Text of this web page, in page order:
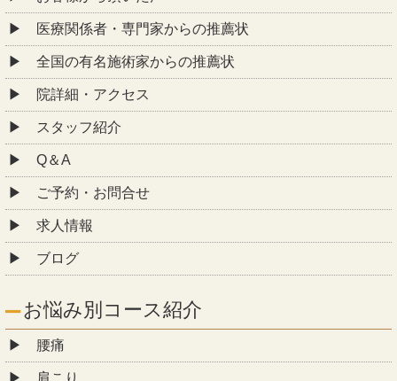
医療関係者・専門家からの推薦状
全国の有名施術家からの推薦状
院詳細・アクセス
スタッフ紹介
Q＆A
ご予約・お問合せ
求人情報
ブログ
お悩み別コース紹介
腰痛
肩こり